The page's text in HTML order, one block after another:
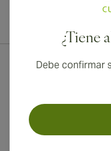
¿Tiene
Debe confirmar